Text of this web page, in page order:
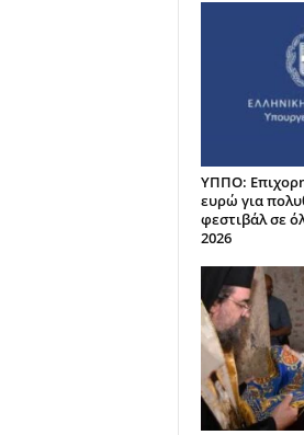
ΥΠΠΟ:
ευρώ για
φεστιβάλ σε
2026